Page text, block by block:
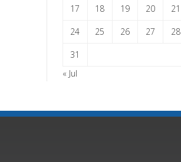
17 18 19 20 21
24 25 26 27 28
31
« Jul